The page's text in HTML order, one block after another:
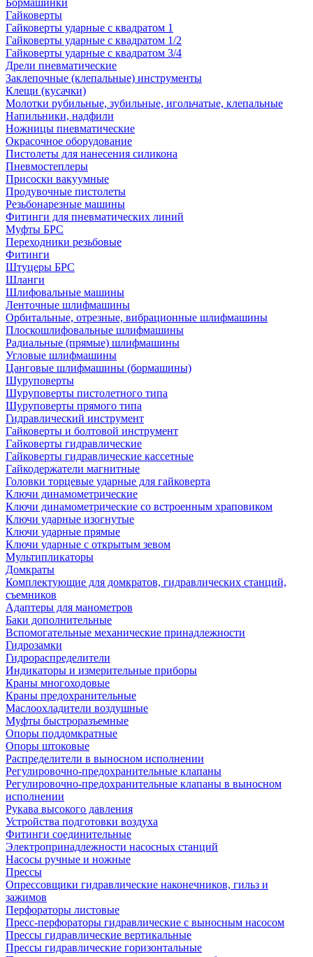
Бормашинки
Гайковерты
Гайковерты ударные с квадратом 1
Гайковерты ударные с квадратом 1/2
Гайковерты ударные с квадратом 3/4
Дрели пневматические
Заклепочные (клепальные) инструменты
Клещи (кусачки)
Молотки рубильные, зубильные, игольчатые, клепальные
Напильники, надфили
Ножницы пневматические
Окрасочное оборудование
Пистолеты для нанесения силикона
Пневмостеплеры
Присоски вакуумные
Продувочные пистолеты
Резьбонарезные машины
Фитинги для пневматических линий
Муфты БРС
Переходники резьбовые
Фитинги
Штуцеры БРС
Шланги
Шлифовальные машины
Ленточные шлифмашины
Орбитальные, отрезные, вибрационные шлифмашины
Плоскошлифовальные шлифмашины
Радиальные (прямые) шлифмашины
Угловые шлифмашины
Цанговые шлифмашины (бормашины)
Шуруповерты
Шуруповерты пистолетного типа
Шуруповерты прямого типа
Гидравлический инструмент
Гайковерты и болтовой инструмент
Гайковерты гидравлические
Гайковерты гидравлические кассетные
Гайкодержатели магнитные
Головки торцевые ударные для гайковерта
Ключи динамометрические
Ключи динамометрические со встроенным храповиком
Ключи ударные изогнутые
Ключи ударные прямые
Ключи ударные с открытым зевом
Мультипликаторы
Домкраты
Комплектующие для домкратов, гидравлических станций,
съемников
Адаптеры для манометров
Баки дополнительные
Вспомогательные механические принадлежности
Гидрозамки
Гидрораспределители
Индикаторы и измерительные приборы
Краны многоходовые
Краны предохранительные
Маслоохладители воздушные
Муфты быстроразъемные
Опоры поддомкратные
Опоры штоковые
Распределители в выносном исполнении
Регулировочно-предохранительные клапаны
Регулировочно-предохранительные клапаны в выносном
исполнении
Рукава высокого давления
Устройства подготовки воздуха
Фитинги соединительные
Электропринадлежности насосных станций
Насосы ручные и ножные
Прессы
Опрессовщики гидравлические наконечников, гильз и
зажимов
Перфораторы листовые
Пресс-перфораторы гидравлические с выносным насосом
Прессы гидравлические вертикальные
Прессы гидравлические горизонтальные